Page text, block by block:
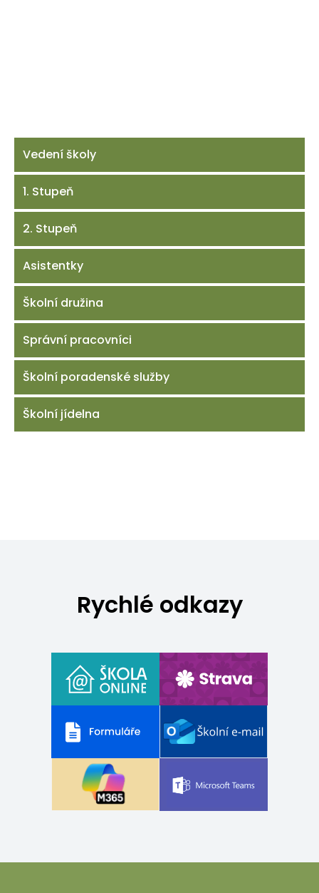
Vedení školy
1. Stupeň
2. Stupeň
Asistentky
Školní družina
Správní pracovníci
Školní poradenské služby
Školní jídelna
Rychlé odkazy